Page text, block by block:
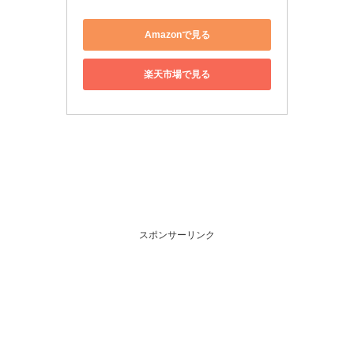
Amazonで見る
楽天市場で見る
スポンサーリンク